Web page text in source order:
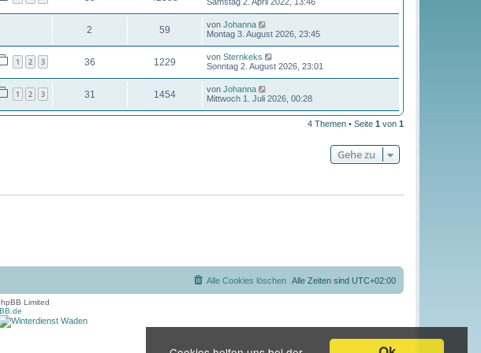
2 59 von Johanna
Montag 3. August 2026, 23:45
1 2 3 36 1229 von Sternkeks
Sonntag 2. August 2026, 23:01
1 2 3 31 1454 von Johanna
Mittwoch 1. Juli 2026, 00:28
4 Themen • Seite 1von 1
Gehe zu
Alle Zeiten sind UTC+02:00
Alle Cookies löschen
Limited